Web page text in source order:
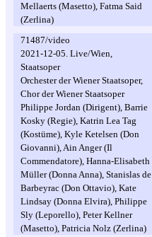
Mellaerts (Masetto), Fatma Said
(Zerlina)
71487/video
2021-12-05. Live/Wien,
Staatsoper
Orchester der Wiener Staatsoper,
Chor der Wiener Staatsoper
Philippe Jordan (Dirigent), Barrie
Kosky (Regie), Katrin Lea Tag
(Kostüme), Kyle Ketelsen (Don
Giovanni), Ain Anger (Il
Commendatore), Hanna-Elisabeth
Müller (Donna Anna), Stanislas de
Barbeyrac (Don Ottavio), Kate
Lindsay (Donna Elvira), Philippe
Sly (Leporello), Peter Kellner
(Masetto), Patricia Nolz (Zerlina)